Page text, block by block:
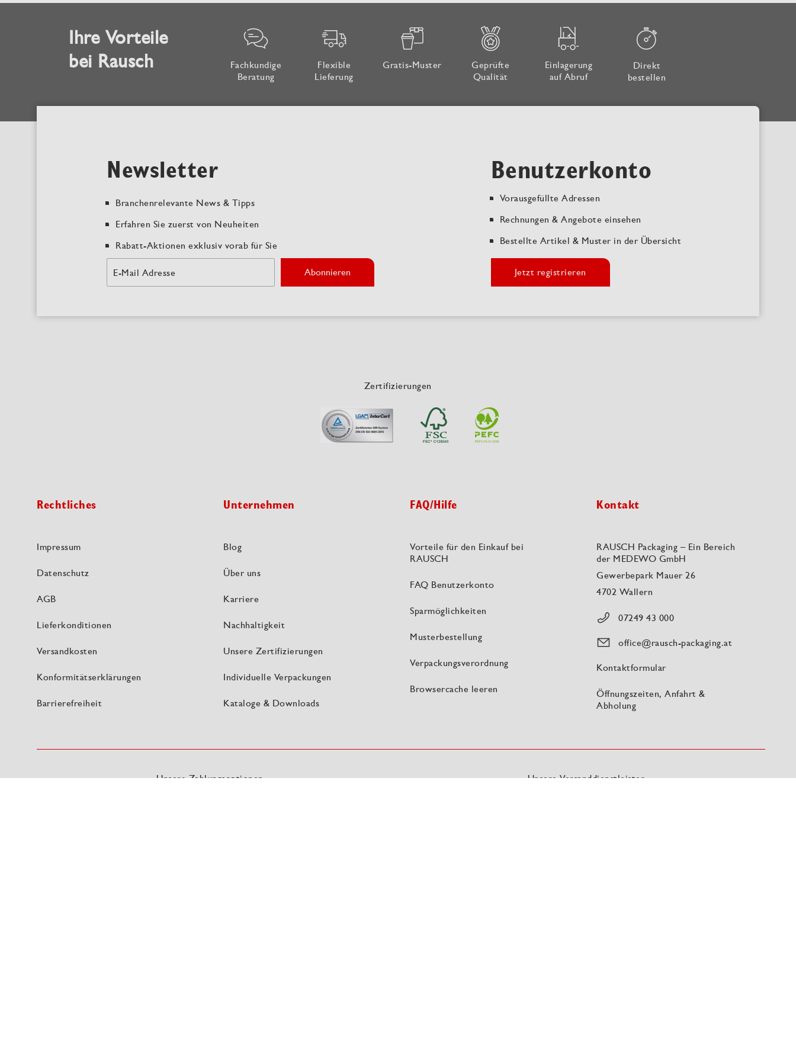
Ihre Vorteile
bei Rausch
Fachkundige
Beratung
Flexible
Lieferung
Gratis-Muster
Geprüfte
Qualität
Einlagerung
auf Abruf
Direkt
bestellen
Newsletter
Branchenrelevante News & Tipps
Erfahren Sie zuerst von Neuheiten
Rabatt-Aktionen exklusiv vorab für Sie
E-Mail Adresse Abonnieren
Benutzerkonto
Vorausgefüllte Adressen
Rechnungen & Angebote einsehen
Bestellte Artikel & Muster in der Übersicht
Jetzt registrieren
Zertifizierungen
Rechtliches
Impressum
Datenschutz
AGB
Lieferkonditionen
Versandkosten
Konformitätserklärungen
Barrierefreiheit
Unternehmen
Blog
Über uns
Karriere
Nachhaltigkeit
Unsere Zertifizierungen
Individuelle Verpackungen
Kataloge & Downloads
FAQ/Hilfe
Vorteile für den Einkauf bei
RAUSCH
FAQ Benutzerkonto
Sparmöglichkeiten
Musterbestellung
Verpackungsverordnung
Browsercache leeren
Kontakt
RAUSCH Packaging – Ein Bereich
der MEDEWO GmbH
Gewerbepark Mauer 26
4702 Wallern
07249 43 000
office@rausch-packaging.at
Kontaktformular
Öffnungszeiten, Anfahrt &
Abholung
Unsere Zahlungsoptionen Unsere Versanddienstleister